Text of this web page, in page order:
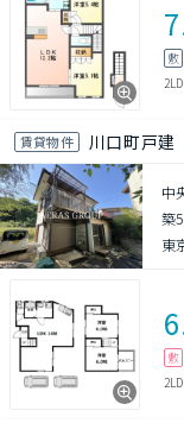
敷
賃貸物件 川口町戸建
中
築
東
敷